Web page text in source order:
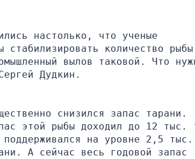
настолько, что ученые
стабилизировать количество
вылов таковой. Что
Дудкин.
снизился запас тарани.
этой рыбы доходил до 12 тыс.
на уровне 2,5 тыс.
А сейчас весь годовой запас